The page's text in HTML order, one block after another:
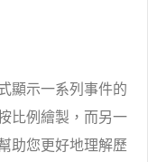
顯示一系列事件的
比例繪製，而另一
助您更好地理解歷